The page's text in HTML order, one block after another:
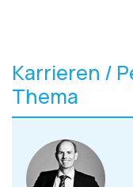
Karrieren /
Thema